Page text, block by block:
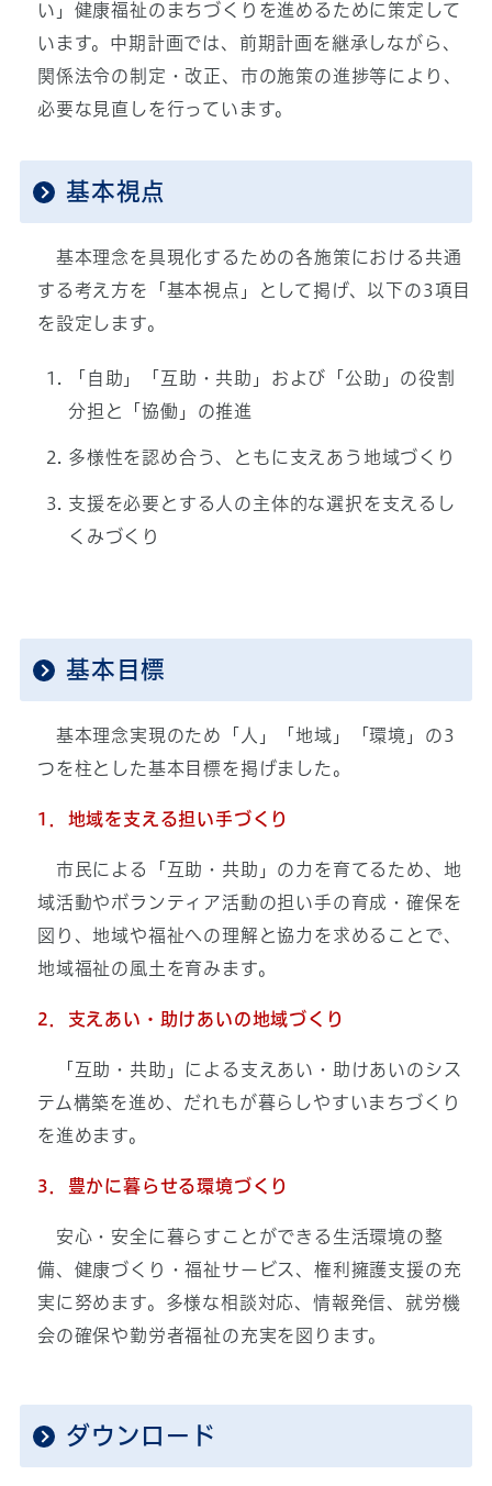
い」健康福祉のまちづくりを進めるために策定して
います。中期計画では、前期計画を継承しながら、
関係法令の制定・改正、市の施策の進捗等により、
必要な見直しを行っています。
基本視点
基本理念を具現化するための各施策における共通
する考え方を「基本視点」として掲げ、以下の3項目
を設定します。
「自助」「互助・共助」および「公助」の役割
分担と「協働」の推進
多様性を認め合う、ともに支えあう地域づくり
支援を必要とする人の主体的な選択を支えるし
くみづくり
基本目標
基本理念実現のため「人」「地域」「環境」の3
つを柱とした基本目標を掲げました。
1．地域を支える担い手づくり
市民による「互助・共助」の力を育てるため、地
域活動やボランティア活動の担い手の育成・確保を
図り、地域や福祉への理解と協力を求めることで、
地域福祉の風土を育みます。
2．支えあい・助けあいの地域づくり
「互助・共助」による支えあい・助けあいのシス
テム構築を進め、だれもが暮らしやすいまちづくり
を進めます。
3．豊かに暮らせる環境づくり
安心・安全に暮らすことができる生活環境の整
備、健康づくり・福祉サービス、権利擁護支援の充
実に努めます。多様な相談対応、情報発信、就労機
会の確保や勤労者福祉の充実を図ります。
ダウンロード